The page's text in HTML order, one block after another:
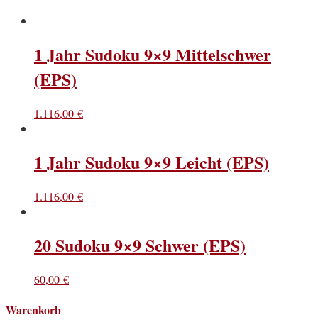
1 Jahr Sudoku 9×9 Mittelschwer
(EPS)
1.116,00 €
1 Jahr Sudoku 9×9 Leicht (EPS)
1.116,00 €
20 Sudoku 9×9 Schwer (EPS)
60,00 €
Warenkorb